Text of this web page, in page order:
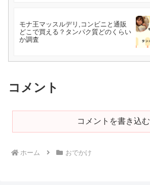
モナ王マッスルデリ,コンビニと通販
どこで買える？タンパク質どのくらい
か調査
コメント
コメントを書き込む
ホーム おでかけ